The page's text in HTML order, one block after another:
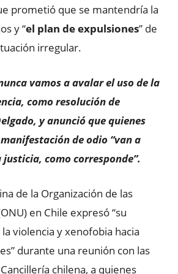
prometió que se mantendría la
y “el plan de expulsiones” de
irregular.
vamos a avalar el uso de la
como resolución de
y anunció que quienes
de odio “van a
como corresponde”.
de la Organización de las
en Chile expresó “su
violencia y xenofobia hacia
durante una reunión con las
chilena, a quienes